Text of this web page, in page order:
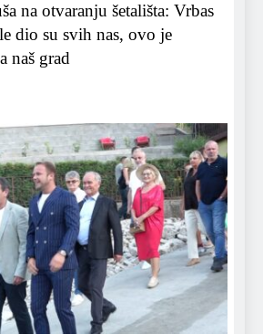
na otvaranju šetališta: Vrbas
dio su svih nas, ovo je
naš grad